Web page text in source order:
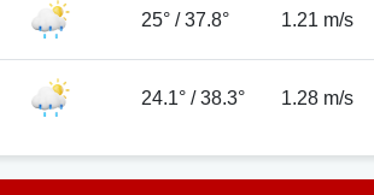
25° /37.8° 1.21 m/s
24.1° /38.3° 1.28 m/s